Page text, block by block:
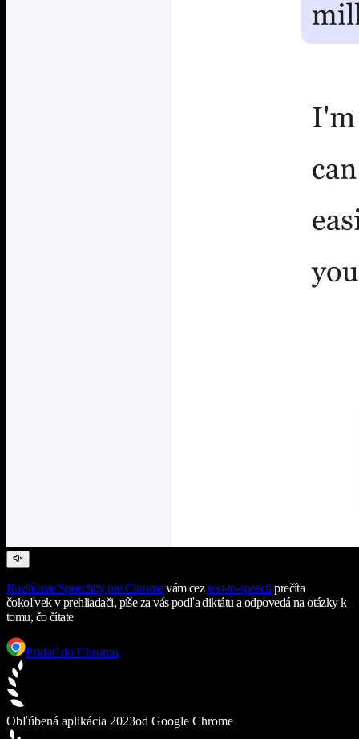
Rozšírenie Speechify pre Chromevám ceztext-to-speech prečíta
čokoľvek v prehliadači, píše za vás podľa diktátu a odpovedá na otázky k
tomu, čo čítate
Pridať do Chromu
Obľúbená aplikácia 2023od Google Chrome